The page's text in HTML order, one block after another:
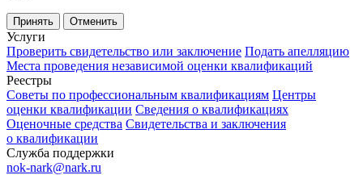
Принять Отменить
Услуги
Проверить свидетельство или заключение Подать апелляцию
Места проведения независимой оценки квалификаций
Реестры
Советы по профессиональным квалификациям Центры
оценки квалификации Сведения о квалификациях
Оценочные средства Свидетельства и заключения
о квалификации
Служба поддержки
nok-nark@nark.ru